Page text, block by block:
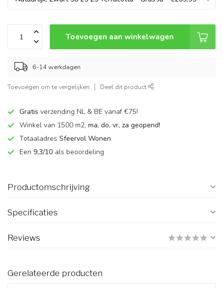
Toevoegen aan winkelwagen
6-14 werkdagen
Toevoegen om te vergelijken Deel dit product
Gratis verzending NL & BE vanaf €75!
Winkel van 1500 m2, ma, do, vr, za geopend!
Totaaladres Sfeervol Wonen
Een 9,3/10 als beoordeling
Productomschrijving
Specificaties
Reviews
Gerelateerde producten